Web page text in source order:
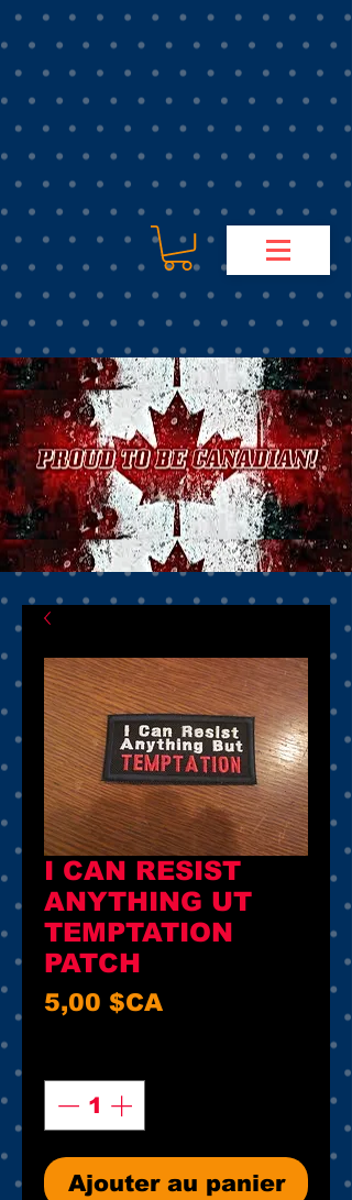
I CAN RESIST
ANYTHING UT
TEMPTATION
PATCH
5,00 $CAPrix
Ajouter au panier